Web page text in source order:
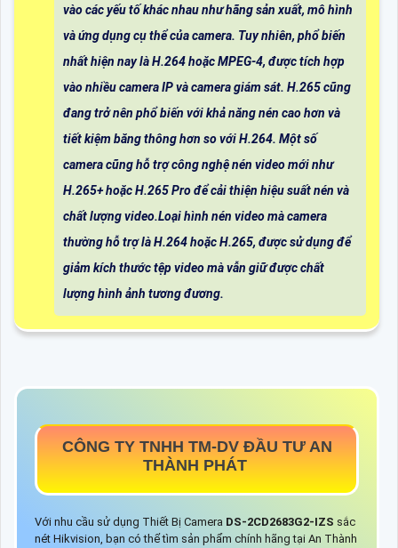
vào các yếu tố khác nhau như hãng sản xuất, mô hình
và ứng dụng cụ thể của camera. Tuy nhiên, phổ biến
nhất hiện nay là H.264 hoặc MPEG-4, được tích hợp
vào nhiều camera IP và camera giám sát. H.265 cũng
đang trở nên phổ biến với khả năng nén cao hơn và
tiết kiệm băng thông hơn so với H.264. Một số
camera cũng hỗ trợ công nghệ nén video mới như
H.265+ hoặc H.265 Pro để cải thiện hiệu suất nén và
chất lượng video.Loại hình nén video mà camera
thường hỗ trợ là H.264 hoặc H.265, được sử dụng để
giảm kích thước tệp video mà vẫn giữ được chất
lượng hình ảnh tương đương.
CÔNG TY TNHH TM-DV ĐẦU TƯ AN
THÀNH PHÁT
Với nhu cầu sử dụng Thiết Bị Camera DS-2CD2683G2-IZS sắc
nét Hikvision, bạn có thể tìm sản phẩm chính hãng tại An Thành